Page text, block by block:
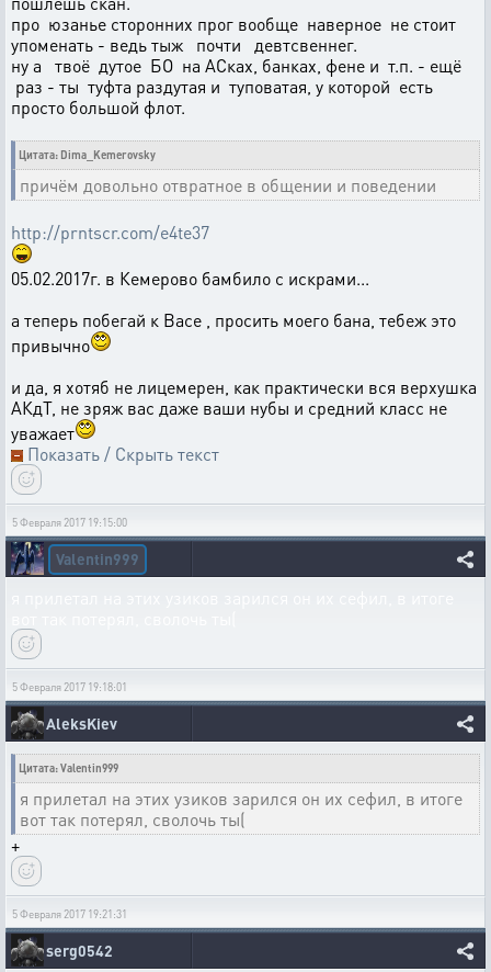
про юзанье сторонних прог вообще наверное не стоит
упоменать - ведь тыж почти девтсвеннег.
ну а твоё дутое БО на АСках, банках, фене и т.п. - ещё
раз - ты туфта раздутая и туповатая, у которой есть
просто большой флот.
Цитата: Dima_Kemerovsky
причём довольно отвратное в общении и поведении
http://prntscr.com/e4te37
05.02.2017г. в Кемерово бамбило с искрами...
а теперь побегай к Васе , просить моего бана, тебеж это
привычно
и да, я хотяб не лицемерен, как практически вся верхушка
АКдТ, не зряж вас даже ваши нубы и средний класс не
уважает
Показать / Скрыть текст
5 Февраля 2017 19:15:00
Valentin999
5 Февраля 2017 19:18:01
AleksKiev
Цитата: Valentin999
я прилетал на этих узиков зарился он их сефил, в итоге
вот так потерял, сволочь ты(
+
5 Февраля 2017 19:21:31
serg0542